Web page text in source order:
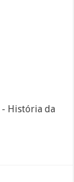
- História da